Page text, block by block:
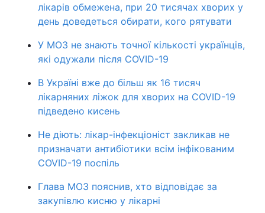
лікарів обмежена, при 20 тисячах хворих у
день доведеться обирати, кого рятувати
У МОЗ не знають точної кількості українців,
які одужали після COVID-19
В Україні вже до більш як 16 тисяч
лікарняних ліжок для хворих на COVID-19
підведено кисень
Не діють: лікар-інфекціоніст закликав не
призначати антибіотики всім інфікованим
COVID-19 поспіль
Глава МОЗ пояснив, хто відповідає за
закупівлю кисню у лікарні